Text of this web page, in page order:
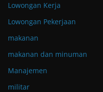
Lowongan Kerja
Lowongan Pekerjaan
makanan
makanan dan minuman
Manajemen
militar